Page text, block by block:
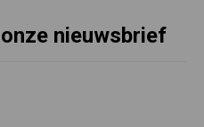
nieuwsbrief